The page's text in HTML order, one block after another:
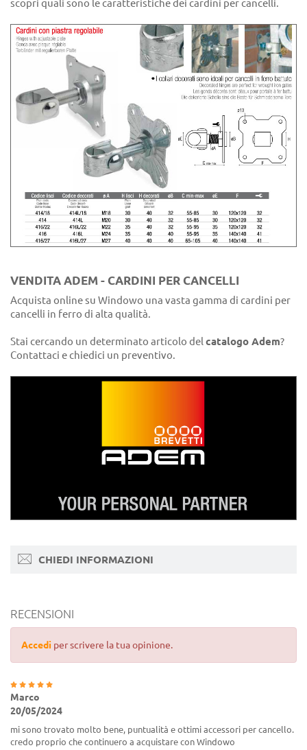
scopri quali sono le caratteristiche dei cardini per cancelli.
VENDITA ADEM - CARDINI PER CANCELLI
Acquista online su Windowo una vasta gamma di cardini per
cancelli in ferro di alta qualità.
Stai cercando un determinato articolo del catalogo Adem?
Contattaci e chiedici un preventivo.
CHIEDI INFORMAZIONI
RECENSIONI
Accedi per scrivere la tua opinione.
Marco
20/05/2024
mi sono trovato molto bene, puntualità e ottimi accessori per cancello.
credo proprio che continuero a acquistare con Windowo